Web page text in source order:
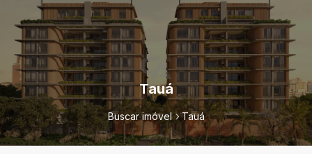
Tauá
Buscar imóvel Tauá